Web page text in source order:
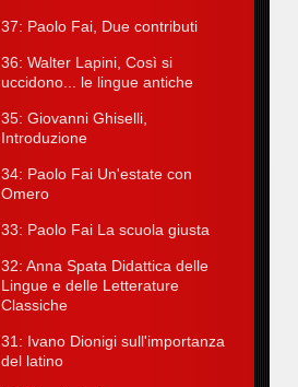
37: Paolo Fai, Due contributi
36: Walter Lapini, Così si
uccidono... le lingue antiche
35: Giovanni Ghiselli,
Introduzione
34: Paolo Fai Un'estate con
Omero
33: Paolo Fai La scuola giusta
32: Anna Spata Didattica delle
Lingue e delle Letterature
Classiche
31: Ivano Dionigi sull'importanza
del latino